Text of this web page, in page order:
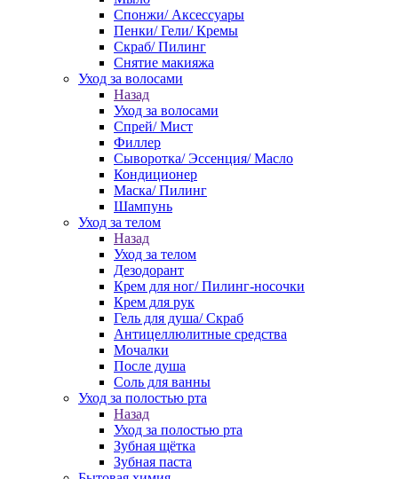
Спонжи/ Аксессуары
Пенки/ Гели/ Кремы
Скраб/ Пилинг
Снятие макияжа
Уход за волосами
Назад
Уход за волосами
Спрей/ Мист
Филлер
Сыворотка/ Эссенция/ Масло
Кондиционер
Маска/ Пилинг
Шампунь
Уход за телом
Назад
Уход за телом
Дезодорант
Крем для ног/ Пилинг-носочки
Крем для рук
Гель для душа/ Скраб
Антицеллюлитные средства
Мочалки
После душа
Соль для ванны
Уход за полостью рта
Назад
Уход за полостью рта
Зубная щётка
Зубная паста